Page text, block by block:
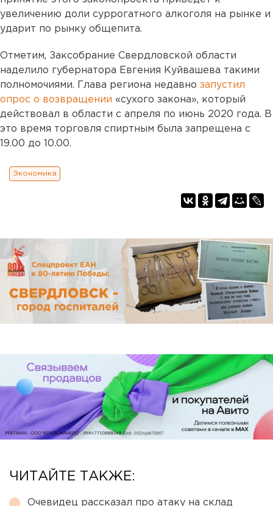
увеличению доли суррогатного алкоголя на рынке и
ударит по рынку общепита.
Отметим, Заксобрание Свердловской области
наделило губернатора Евгения Куйвашева такими
полномочиями. Глава региона недавно запустил
опрос о возвращении «сухого закона», который
действовал в области с апреля по июнь 2020 года. В
это время торговля спиртным была запрещена с
19.00 до 10.00.
Экономика
ЧИТАЙТЕ ТАКЖЕ:
Очевидец рассказал про атаку на склад